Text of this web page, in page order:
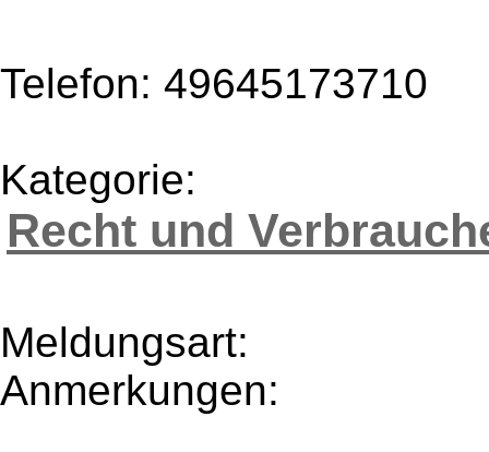
Telefon: 49645173710
Kategorie:
Recht und
Meldungsart:
Anmerkungen: